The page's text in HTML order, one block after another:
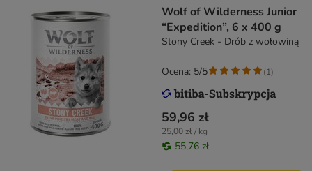
Wolf of Wilderness Junior
“Expedition”, 6 x 400 g
Stony Creek - Drób z wołowiną
59,96 zł
25,00 zł / kg
55,76 zł
Ocena: 5/5 (1)